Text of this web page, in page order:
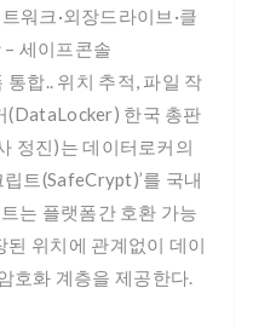
워크·외장드라이브·클
세이프콘솔
합.. 위치 추적, 파일 작
(DataLocker) 한국 총판
정진)는 데이터로커의
트(SafeCrypt)’를 국내
는 플랫폼간 호환 가능
된 위치에 관계없이 데이
호화 계층을 제공한다.